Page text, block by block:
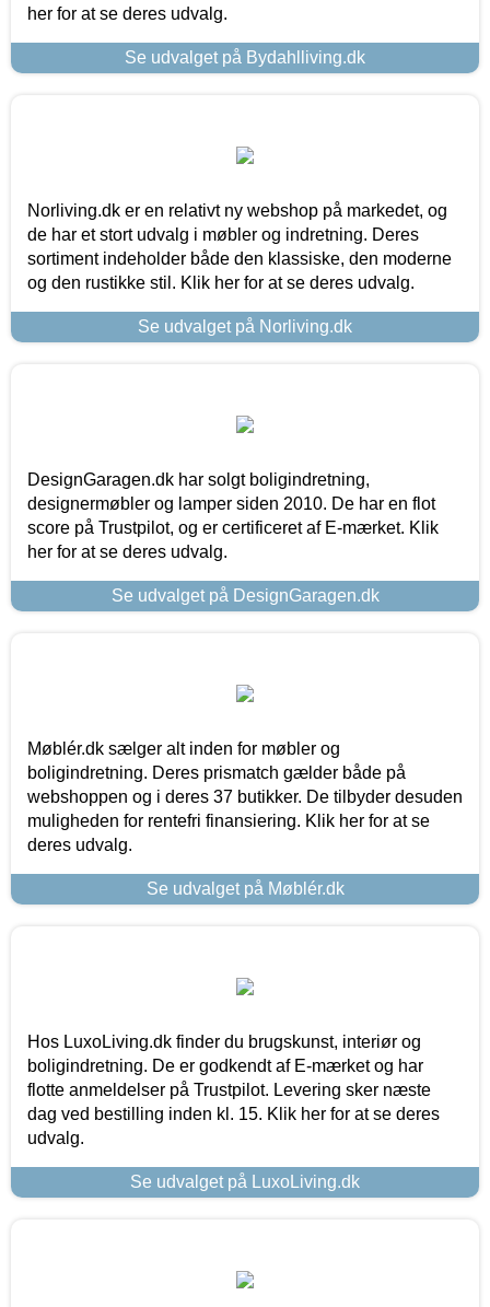
her for at se deres udvalg.
Se udvalget på Bydahlliving.dk
Norliving.dk er en relativt ny webshop på markedet, og
de har et stort udvalg i møbler og indretning. Deres
sortiment indeholder både den klassiske, den moderne
og den rustikke stil. Klik her for at se deres udvalg.
Se udvalget på Norliving.dk
DesignGaragen.dk har solgt boligindretning,
designermøbler og lamper siden 2010. De har en flot
score på Trustpilot, og er certificeret af E-mærket. Klik
her for at se deres udvalg.
Se udvalget på DesignGaragen.dk
Møblér.dk sælger alt inden for møbler og
boligindretning. Deres prismatch gælder både på
webshoppen og i deres 37 butikker. De tilbyder desuden
muligheden for rentefri finansiering. Klik her for at se
deres udvalg.
Se udvalget på Møblér.dk
Hos LuxoLiving.dk finder du brugskunst, interiør og
boligindretning. De er godkendt af E-mærket og har
flotte anmeldelser på Trustpilot. Levering sker næste
dag ved bestilling inden kl. 15. Klik her for at se deres
udvalg.
Se udvalget på LuxoLiving.dk